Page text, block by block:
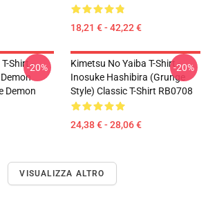
18,21 € - 42,22 €
Shirt -
Demon
-20%
Kimetsu No Yaiba T-Shirt -
Inosuke Hashibira (Grunge
Style) Classic T-Shirt RB0708
24,38 € - 28,06 €
-20%
VISUALIZZA ALTRO